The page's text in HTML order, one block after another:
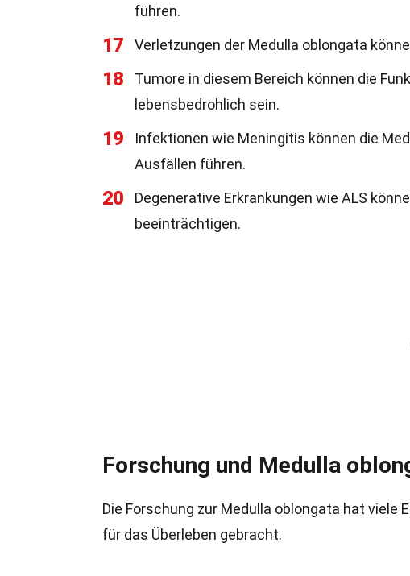
führen.
17 Verletzungen der Medulla oblongata
18
Tumore in diesem Bereich können die
lebensbedrohlich sein.
19
Infektionen wie Meningitis können die
Ausfällen führen.
20
Degenerative Erkrankungen wie ALS
beeinträchtigen.
Forschung und Medulla
Die Forschung zur Medulla oblongata hat viele
für das Überleben gebracht.